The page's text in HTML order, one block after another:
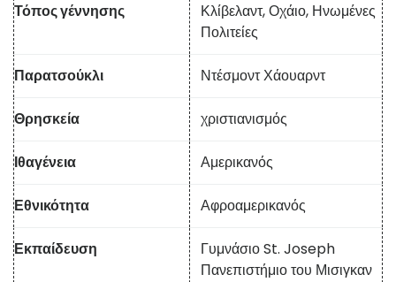
Τόπος γέννησης
Κλίβελαντ, Οχάιο, Ηνωμένες
Πολιτείες
Παρατσούκλι Ντέσμοντ Χάουαρντ
Θρησκεία χριστιανισμός
Ιθαγένεια Αμερικανός
Εθνικότητα Αφροαμερικανός
Εκπαίδευση
Γυμνάσιο St. Joseph
Πανεπιστήμιο του Μισιγκαν